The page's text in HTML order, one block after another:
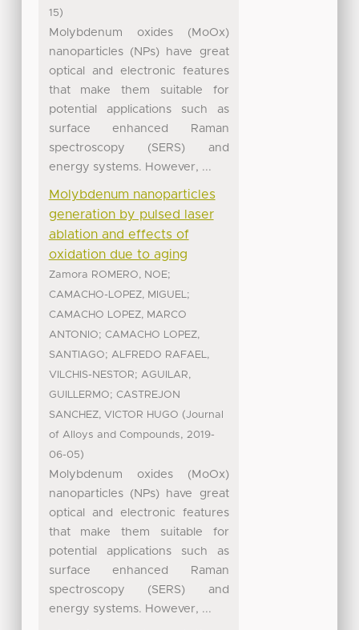
15)
Molybdenum oxides (MoOx)
nanoparticles (NPs) have great
optical and electronic features
that make them suitable for
potential applications such as
surface enhanced Raman
spectroscopy (SERS) and
energy systems. However, ...
Molybdenum nanoparticles
generation by pulsed laser
ablation and effects of
oxidation due to aging
Zamora ROMERO, NOE;
CAMACHO-LOPEZ, MIGUEL;
CAMACHO LOPEZ, MARCO
ANTONIO; CAMACHO LOPEZ,
SANTIAGO; ALFREDO RAFAEL,
VILCHIS-NESTOR; AGUILAR,
GUILLERMO; CASTREJON
SANCHEZ, VICTOR HUGO (Journal
of Alloys and Compounds, 2019-
06-05)
Molybdenum oxides (MoOx)
nanoparticles (NPs) have great
optical and electronic features
that make them suitable for
potential applications such as
surface enhanced Raman
spectroscopy (SERS) and
energy systems. However, ...